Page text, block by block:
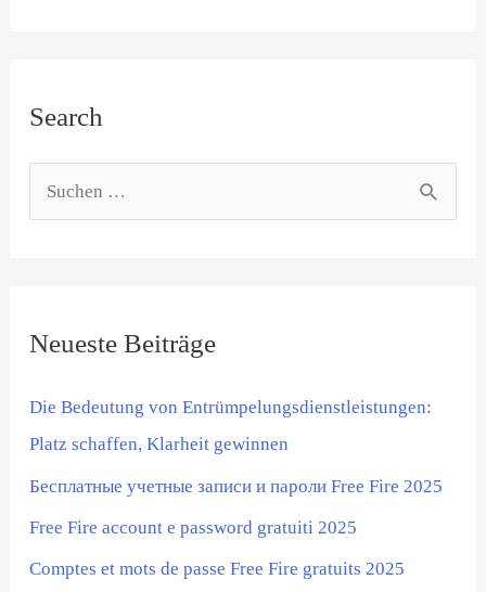
Search
e
n
a
c
h
:
Neueste Beiträge
Die Bedeutung von Entrümpelungsdienstleistungen:
Platz schaffen, Klarheit gewinnen
Бесплатные учетные записи и пароли Free Fire 2025
Free Fire account e password gratuiti 2025
Comptes et mots de passe Free Fire gratuits 2025